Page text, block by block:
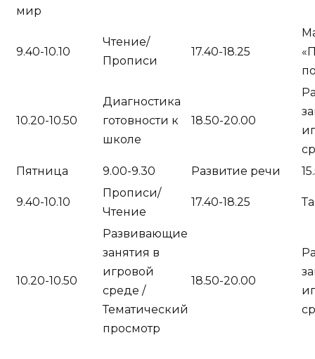
мир
9.40-10.10
Чтение/
Прописи
17.40-18.25
10.20-10.50
Диагностика
готовности к
школе
18.50-20.00
Пятница
9.00-9.30 Развитие речи
9.40-10.10
Прописи/
Чтение
17.40-18.25
10.20-10.50
Развивающие
занятия в
игровой
среде /
Тематический
просмотр
18.50-20.00